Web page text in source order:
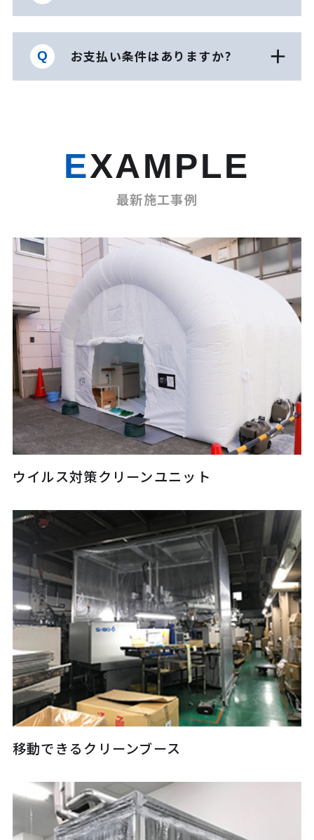
お支払い条件はありますか?
EXAMPLE
最新施工事例
ウイルス対策クリーンユニット
移動できるクリーンブース